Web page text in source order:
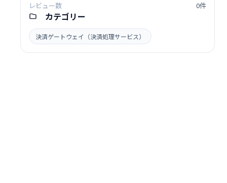
レビュー数
0件
カテゴリー
決済ゲートウェイ（決済処理サービス）